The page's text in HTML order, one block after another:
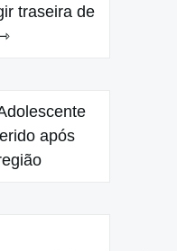
traseira de
após